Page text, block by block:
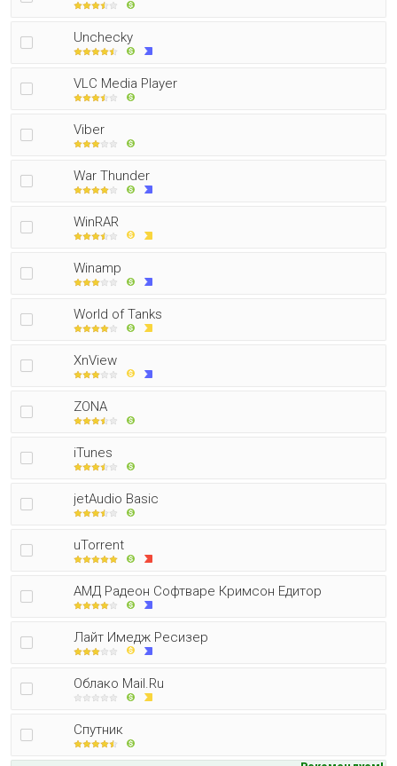
Unchecky
VLC Media Player
Viber
War Thunder
WinRAR
Winamp
World of Tanks
XnView
ZONA
iTunes
jetAudio Basic
uTorrent
АМД Радеон Софтваре Кримсон Едитор
Лайт Имедж Ресизер
Облако Mail.Ru
Спутник